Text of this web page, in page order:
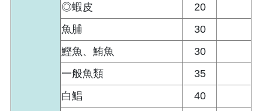
◎蝦皮
20
魚脯
30
鰹魚、鮪魚
30
一般魚類
35
白鯧
40